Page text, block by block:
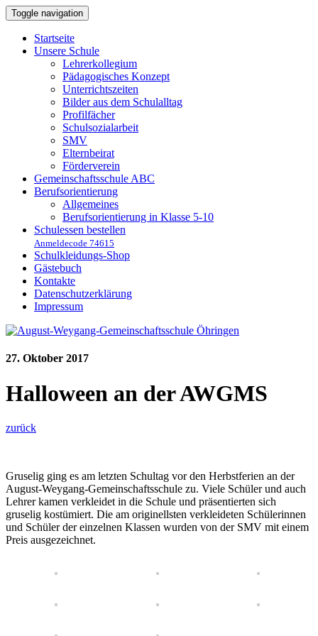
Toggle navigation
Startseite
Unsere Schule
Lehrerkollegium
Pädagogisches Konzept
Unterrichtszeiten
Bilder aus dem Schulalltag
Profilfächer
Schulsozialarbeit
SMV
Elternbeirat
Förderverein
Gemeinschaftsschule ABC
Berufsorientierung
Allgemeines
Berufsorientierung in Klasse 5-10
Schulessen bestellen
Anmeldecode 74615
Schulkleidungs-Shop
Gästebuch
Kontakte
Datenschutzerklärung
Impressum
27. Oktober 2017
Halloween an der AWGMS
zurück
Gruselig ging es am letzten Schultag vor den Herbstferien an der
August-Weygang-Gemeinschaftsschule zu. Viele Schüler und auch
Lehrer kamen verkleidet in die Schule und präsentierten sich
gruselig kostümiert. Die am originellsten verkleideten Schülerinnen
und Schüler der einzelnen Klassen wurden von der SMV mit einem
Preis ausgezeichnet.